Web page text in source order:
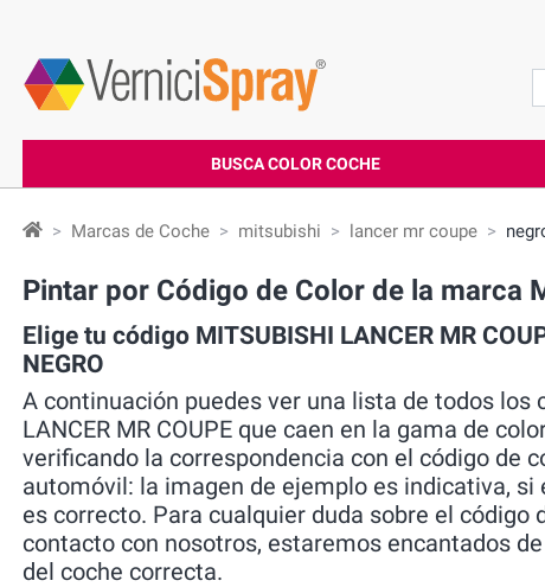
BUSCA COLOR COCHE
Marcas de Coche mitsubishi lancer mr coupe
Pintar por Código de Color de la marca
Elige tu código MITSUBISHI LANCER MR
NEGRO
A continuación puedes ver una lista de todos los
LANCER MR COUPE que caen en la gama de
verificando la correspondencia con el código de
automóvil: la imagen de ejemplo es indicativa, si
es correcto. Para cualquier duda sobre el código
contacto con nosotros, estaremos encantados
del coche correcta.